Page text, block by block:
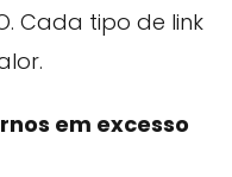
Cada tipo de link
em excesso